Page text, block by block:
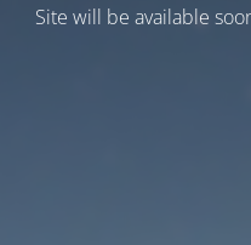
Site will be available